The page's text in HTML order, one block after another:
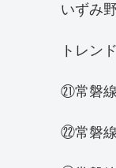
いずみ
トレンド
㉑常磐線
㉒常磐